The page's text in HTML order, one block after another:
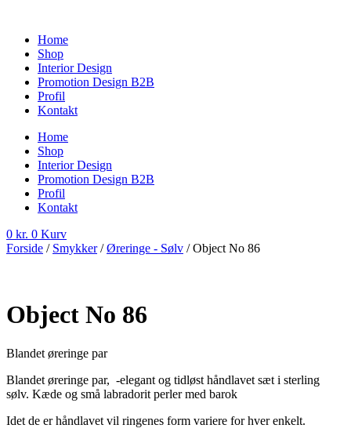
indholdHome
Shop
Interior Design
Promotion Design B2B
Profil
Kontakt
Home
Shop
Interior Design
Promotion Design B2B
Profil
Kontakt
0 kr. 0 Kurv
Forside / Smykker/Øreringe - Sølv / Object No 86
Object No 86
Blandet øreringe par
Blandet øreringe par, -elegant og tidløst håndlavet sæt i sterling
sølv. Kæde og små labradorit perler med barok
Idet de er håndlavet vil ringenes form variere for hver enkelt.